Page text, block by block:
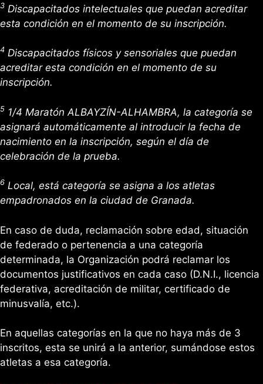
3 Discapacitados intelectuales que puedan acreditar
esta condición en el momento de su inscripción.
4 Discapacitados físicos y sensoriales que puedan
acreditar esta condición en el momento de su
inscripción.
5 1/4 Maratón ALBAYZÍN-ALHAMBRA, la categoría se
asignará automáticamente al introducir la fecha de
nacimiento en la inscripción, según el día de
celebración de la prueba.
6 Local, está categoría se asigna a los atletas
empadronados en la ciudad de Granada.
En caso de duda, reclamación sobre edad, situación
de federado o pertenencia a una categoría
determinada, la Organización podrá reclamar los
documentos justificativos en cada caso (D.N.I., licencia
federativa, acreditación de militar, certificado de
minusvalía, etc.).
En aquellas categorías en la que no haya más de 3
inscritos, esta se unirá a la anterior, sumándose estos
atletas a esa categoría.